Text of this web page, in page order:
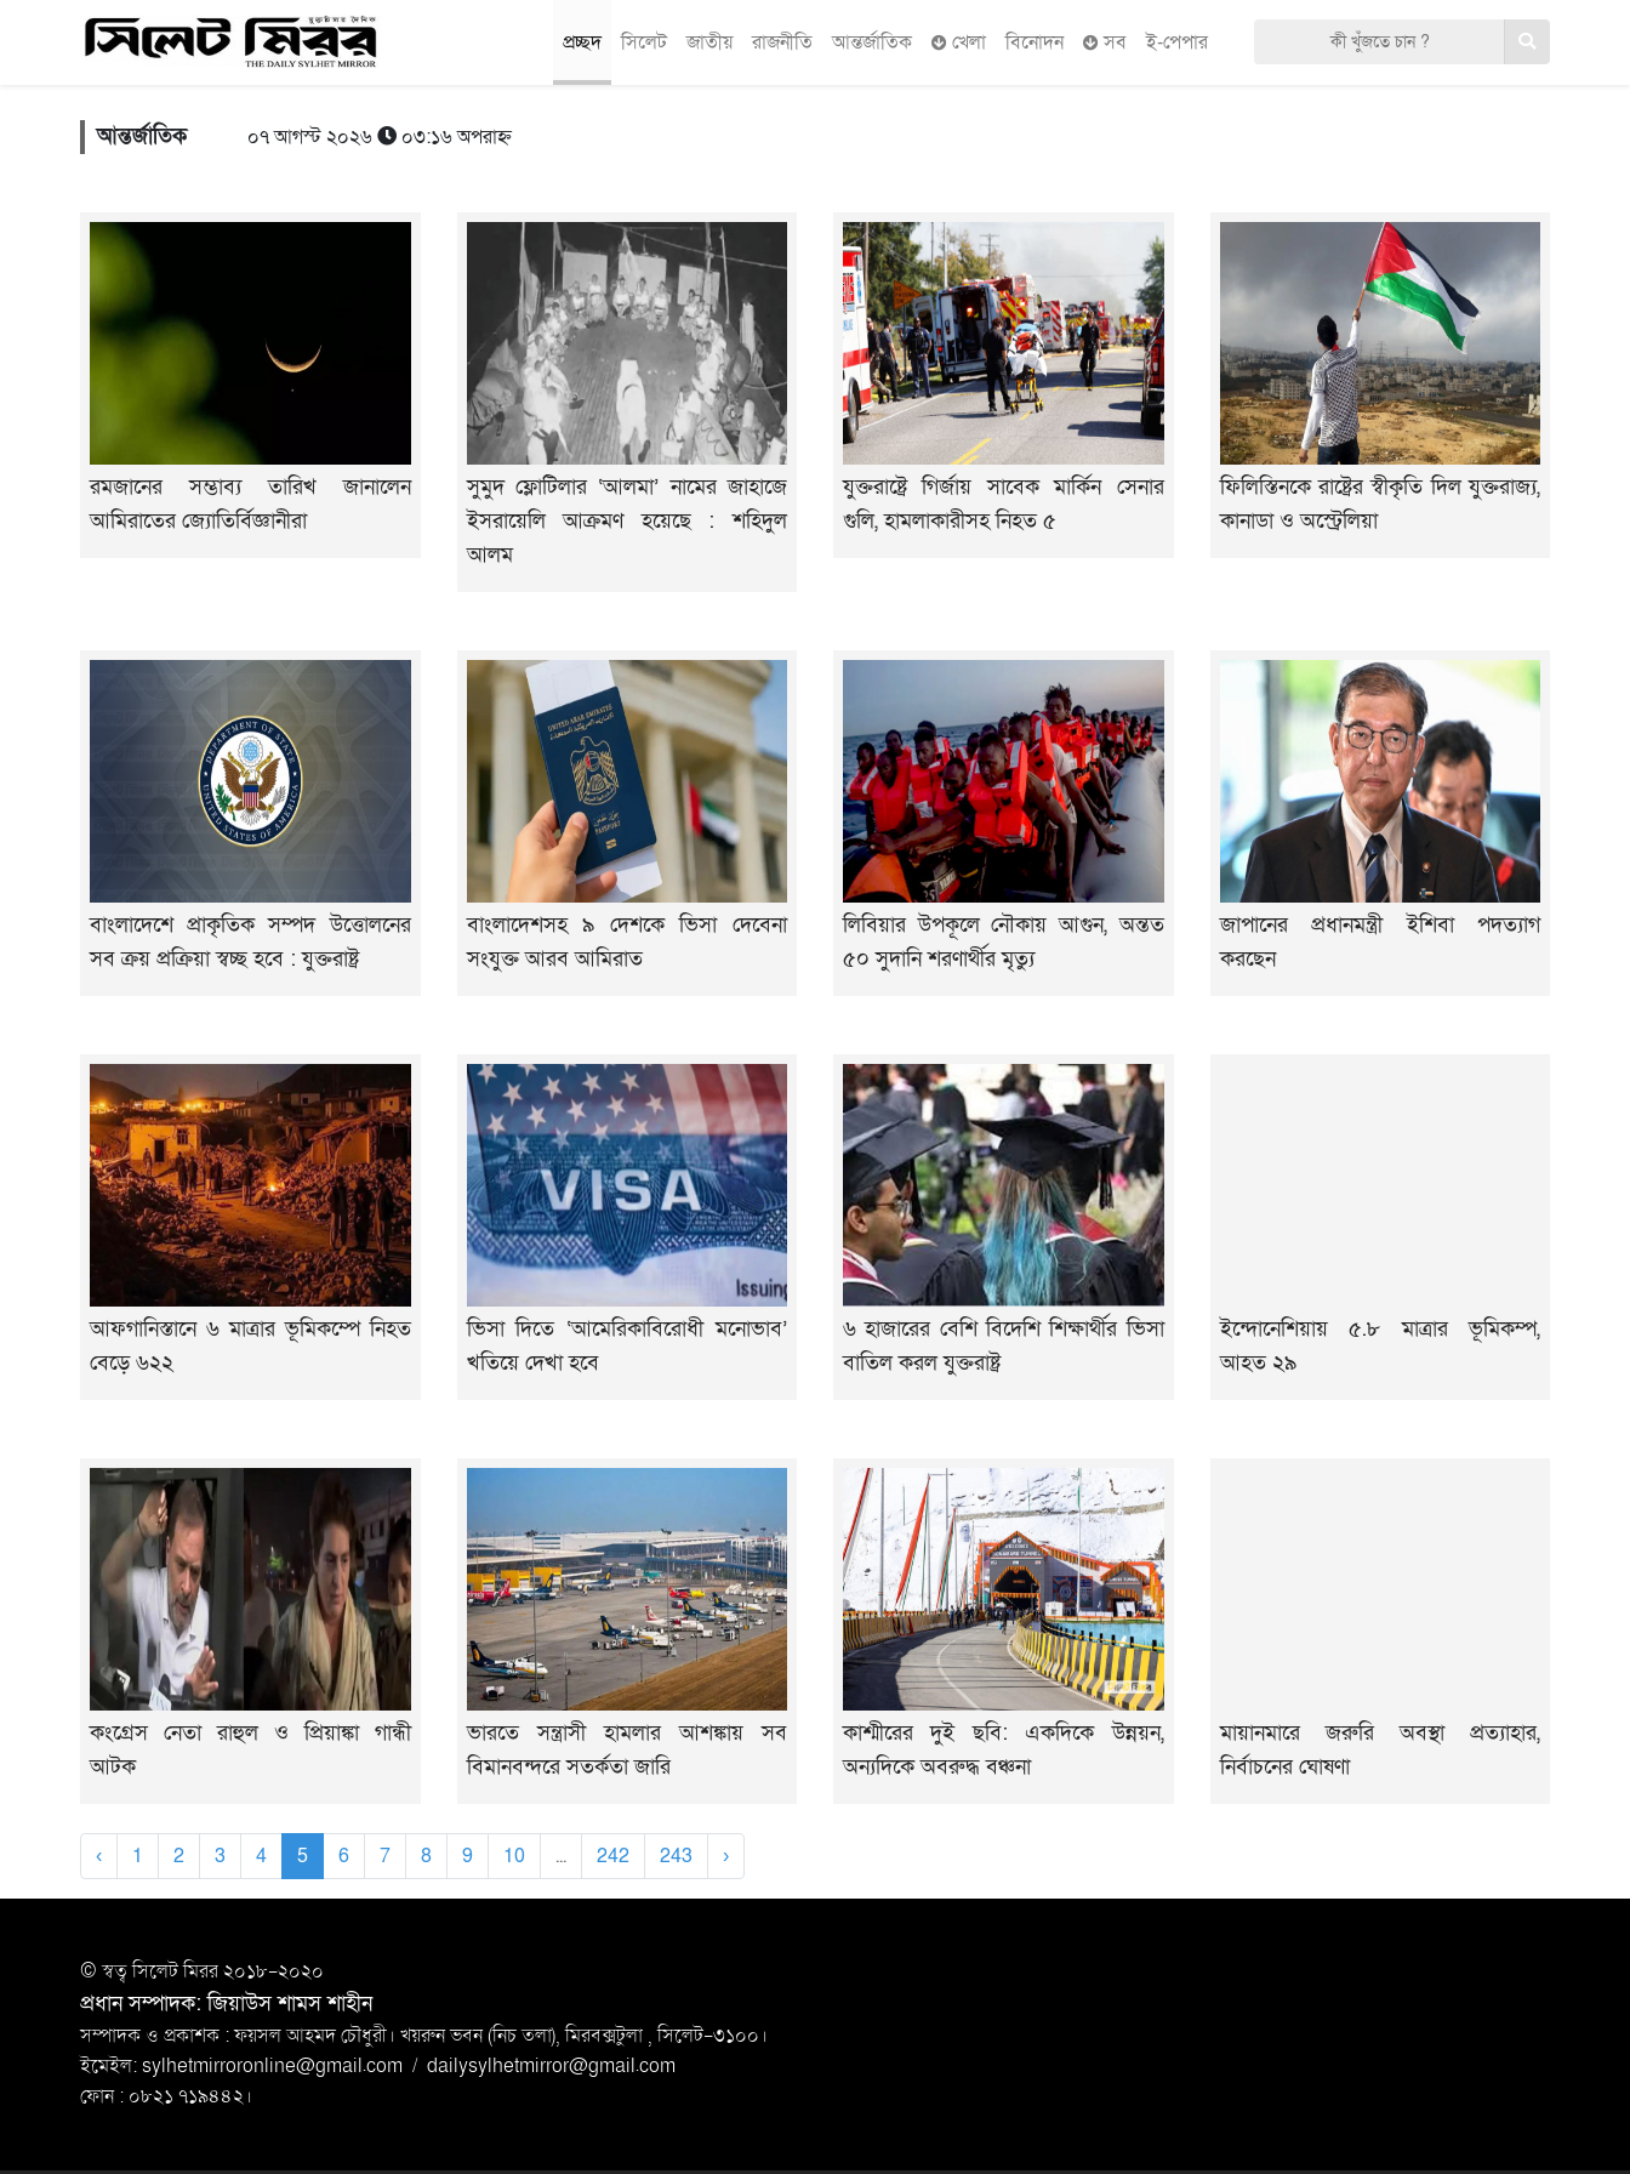
প্রচ্ছদ সিলেট জাতীয় রাজনীতি আন্তর্জাতিক খেলা বিনোদন সব ই-পেপার
আন্তর্জাতিক ০৭ আগস্ট ২০২৬ ০৩:১৬ অপরাহ্ন
রমজানের সম্ভাব্য তারিখ জানালেন
আমিরাতের জ্যোতির্বিজ্ঞানীরা
সুমুদ ফ্লোটিলার ‘আলমা’ নামের জাহাজে
ইসরায়েলি আক্রমণ হয়েছে : শহিদুল
আলম
যুক্তরাষ্ট্রে গির্জায় সাবেক মার্কিন সেনার
গুলি, হামলাকারীসহ নিহত ৫
ফিলিস্তিনকে রাষ্ট্রের স্বীকৃতি দিল যুক্তরাজ্য,
কানাডা ও অস্ট্রেলিয়া
বাংলাদেশে প্রাকৃতিক সম্পদ উত্তোলনের
সব ক্রয় প্রক্রিয়া স্বচ্ছ হবে : যুক্তরাষ্ট্র
বাংলাদেশসহ ৯ দেশকে ভিসা দেবেনা
সংযুক্ত আরব আমিরাত
লিবিয়ার উপকূলে নৌকায় আগুন, অন্তত
৫০ সুদানি শরণার্থীর মৃত্যু
জাপানের প্রধানমন্ত্রী ইশিবা পদত্যাগ
করছেন
আফগানিস্তানে ৬ মাত্রার ভূমিকম্পে নিহত
বেড়ে ৬২২
ভিসা দিতে ‘আমেরিকাবিরোধী মনোভাব’
খতিয়ে দেখা হবে
৬ হাজারের বেশি বিদেশি শিক্ষার্থীর ভিসা
বাতিল করল যুক্তরাষ্ট্র
ইন্দোনেশিয়ায় ৫.৮ মাত্রার ভূমিকম্প,
আহত ২৯
কংগ্রেস নেতা রাহুল ও প্রিয়াঙ্কা গান্ধী
আটক
ভারতে সন্ত্রাসী হামলার আশঙ্কায় সব
বিমানবন্দরে সতর্কতা জারি
কাশ্মীরের দুই ছবি: একদিকে উন্নয়ন,
অন্যদিকে অবরুদ্ধ বঞ্চনা
মায়ানমারে জরুরি অবস্থা প্রত্যাহার,
নির্বাচনের ঘোষণা
‹ 1 2 3 4 5 6 7 8 9 10 ... 242 243 ›
© স্বত্ব সি‌লেট মিরর ২০১৮-২০২০
প্রধান সম্পাদক: জিয়াউস শামস শাহীন
সম্পাদক ও প্রকাশক : ফয়সল আহমদ চৌধুরী। খয়রুন ভবন (নিচ তলা), মিরবক্সটুলা ,সি‌লেট-৩১০০।
ইমেইল:sylhetmirroronline@gmail.com / dailysylhetmirror@gmail.com
ফোন : ০৮২১ ৭১৯৪৪২।